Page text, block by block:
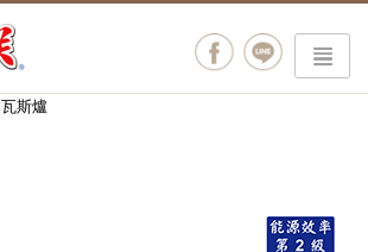
menu
瓦斯爐